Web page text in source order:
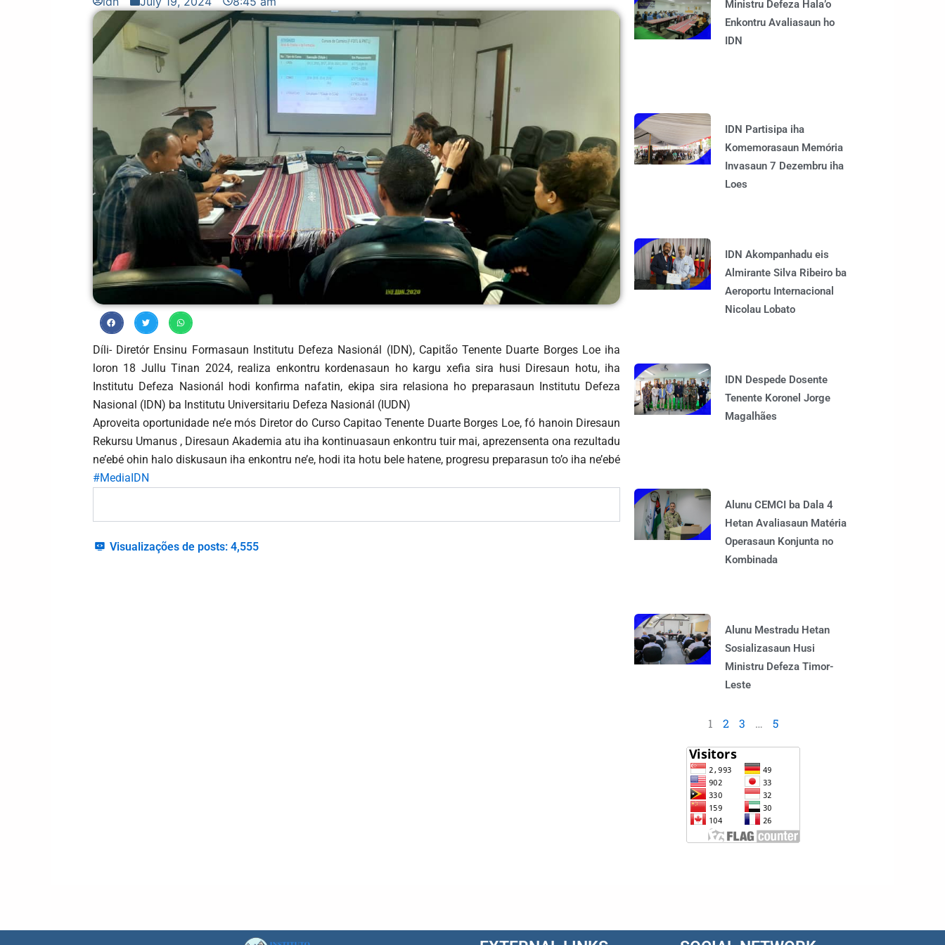
Díli- Diretór Ensinu Formasaun Institutu Defeza Nasionál (IDN), Capitão Tenente Duarte Borges Loe iha
loron 18 Jullu Tinan 2024, realiza enkontru kordenasaun ho kargu xefia sira husi Diresaun hotu, iha
Institutu Defeza Nasionál hodi konfirma nafatin, ekipa sira relasiona ho preparasaun Institutu Defeza
Nasional (IDN) ba Institutu Universitariu Defeza Nasionál (IUDN)
Aproveita oportunidade ne’e mós Diretor do Curso Capitao Tenente Duarte Borges Loe, fó hanoin Diresaun
Rekursu Umanus , Diresaun Akademia atu iha kontinuasaun enkontru tuir mai, aprezensenta ona rezultadu
ne’ebé ohin halo diskusaun iha enkontru ne’e, hodi ita hotu bele hatene, progresu preparasun to’o iha ne’ebé
#MediaIDN
Visualizações de posts: 4,555
Ministru Defeza Hala’o
Enkontru Avaliasaun ho
IDN
IDN Partisipa iha
Komemorasaun Memória
Invasaun 7 Dezembru iha
Loes
IDN Akompanhadu eis
Almirante Silva Ribeiro ba
Aeroportu Internacional
Nicolau Lobato
IDN Despede Dosente
Tenente Koronel Jorge
Magalhães
Alunu CEMCI ba Dala 4
Hetan Avaliasaun Matéria
Operasaun Konjunta no
Kombinada
Alunu Mestradu Hetan
Sosializasaun Husi
Ministru Defeza Timor-
Leste
1 2 3 … 5